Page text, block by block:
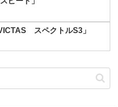
スペクトルS3」